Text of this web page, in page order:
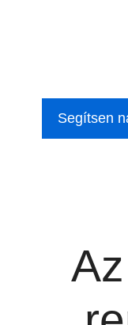
Segítsen